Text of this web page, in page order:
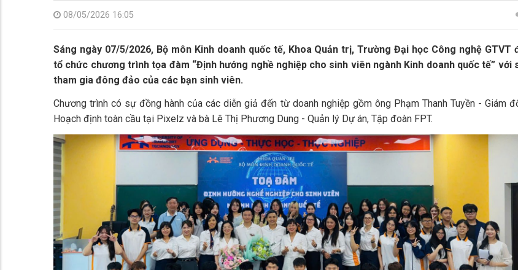
08/05/2026 16:05
Sáng ngày 07/5/2026, Bộ môn Kinh doanh quốc tế, Khoa Quản trị, Trường Đại học Công nghệ GTVT
tổ chức chương trình tọa đàm “Định hướng nghề nghiệp cho sinh viên ngành Kinh doanh quốc tế” với
tham gia đông đảo của các bạn sinh viên.
Chương trình có sự đồng hành của các diễn giả đến từ doanh nghiệp gồm ông Phạm Thanh Tuyền - Giám
Hoạch định toàn cầu tại Pixelz và bà Lê Thị Phương Dung - Quản lý Dự án, Tập đoàn FPT.